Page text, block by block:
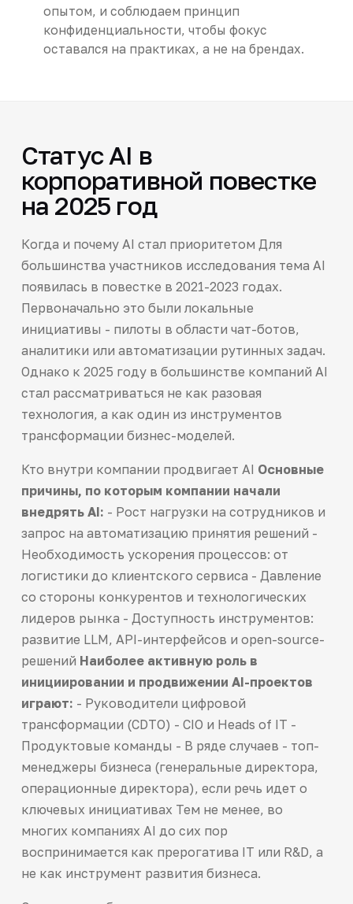
опытом, и соблюдаем принцип
конфиденциальности, чтобы фокус
оставался на практиках, а не на брендах.
Статус AI в
корпоративной повестке
на 2025 год
Когда и почему AI стал приоритетом Для
большинства участников исследования тема AI
появилась в повестке в 2021-2023 годах.
Первоначально это были локальные
инициативы - пилоты в области чат-ботов,
аналитики или автоматизации рутинных задач.
Однако к 2025 году в большинстве компаний AI
стал рассматриваться не как разовая
технология, а как один из инструментов
трансформации бизнес-моделей.
Кто внутри компании продвигает AI Основные
причины, по которым компании начали
внедрять AI: - Рост нагрузки на сотрудников и
запрос на автоматизацию принятия решений -
Необходимость ускорения процессов: от
логистики до клиентского сервиса - Давление
со стороны конкурентов и технологических
лидеров рынка - Доступность инструментов:
развитие LLM, API-интерфейсов и open-source-
решений Наиболее активную роль в
инициировании и продвижении AI-проектов
играют: - Руководители цифровой
трансформации (CDTO) - CIO и Heads of IT -
Продуктовые команды - В ряде случаев - топ-
менеджеры бизнеса (генеральные директора,
операционные директора), если речь идет о
ключевых инициативах Тем не менее, во
многих компаниях AI до сих пор
воспринимается как прерогатива IT или R&D, а
не как инструмент развития бизнеса.